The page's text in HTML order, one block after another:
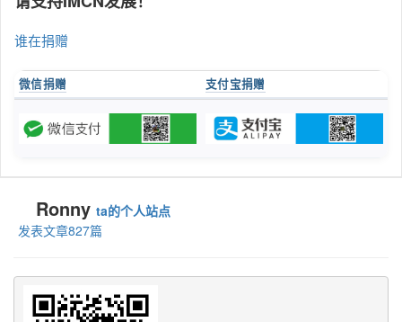
谁在捐赠
微信捐赠 支付宝捐赠
Ronny ta的个人站点
发表文章827篇